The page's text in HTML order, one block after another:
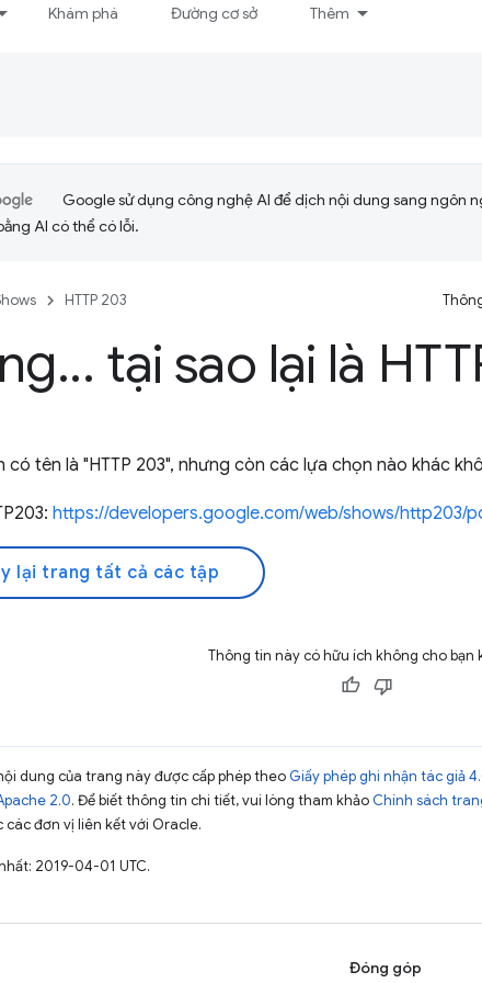
Khám phá Đường cơ sở Thêm
Google sử dụng công nghệ AI để dịch nội dung sang ngôn
AI có thể có lỗi.
HTTP 203
... tại sao lại là
có tên là "HTTP 203", nhưng còn các lựa chọn nào khác
https://developers.google.com/web/shows/http203/
lại trang tất cả các tập
Thông tin này có hữu ích không cho bạn
dung của trang này được cấp phép theo Giấy phép ghi nhận tác giả
2.0. Để biết thông tin chi tiết, vui lòng tham khảo Chính sách
đơn vị liên kết với Oracle.
2019-04-01 UTC.
Đóng góp